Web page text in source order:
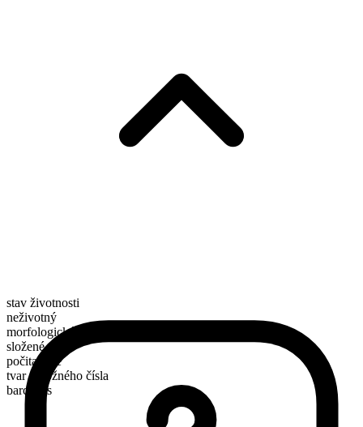
stav životnosti
neživotný
morfologické složení
složené
počitatelné
tvar množného čísla
barcodes